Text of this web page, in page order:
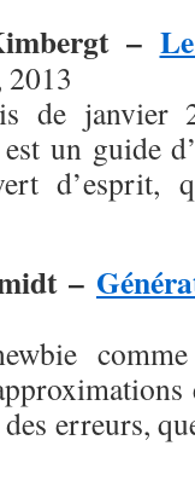
–
2013
de janvier
un guide
d’esprit,
–
erreurs,